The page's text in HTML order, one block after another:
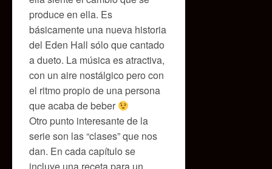
produce en ella. Es
básicamente una nueva historia
del Eden Hall sólo que cantado
a dueto. La música es atractiva,
con un aire nostálgico pero con
el ritmo propio de una persona
que acaba de beber
Otro punto interesante de la
serie son las “clases” que nos
dan. En cada capítulo se